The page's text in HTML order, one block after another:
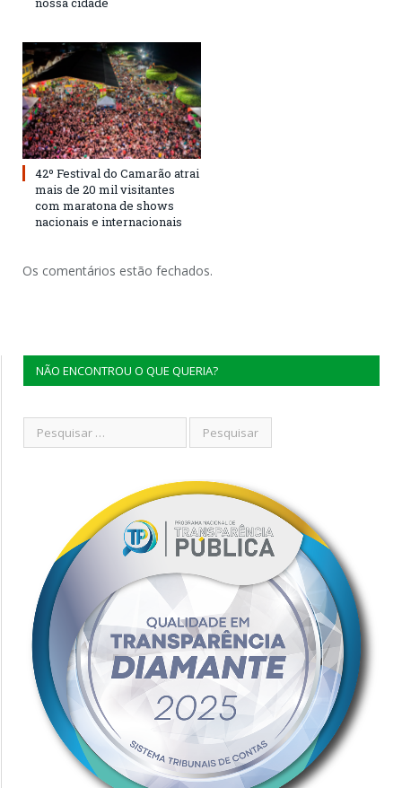
42º Festival do Camarão atrai
mais de 20 mil visitantes
com maratona de shows
nacionais e internacionais
Os comentários estão fechados.
NÃO ENCONTROU O QUE QUERIA?